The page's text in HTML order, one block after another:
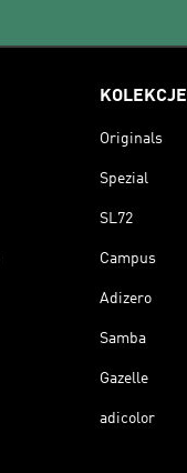
KOLEKCJE
Originals
Spezial
SL72
Campus
Adizero
Samba
Gazelle
adicolor